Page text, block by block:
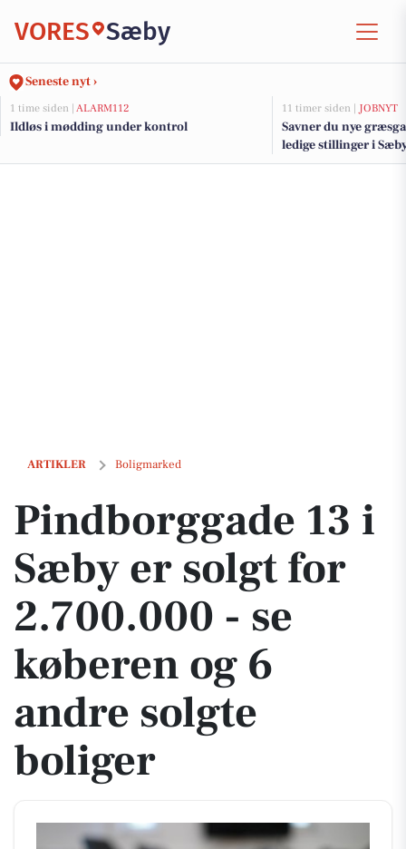
VORES Sæby
Seneste nyt ›
1 time siden | ALARM112
Ildløs i mødding under kontrol
11 timer siden | JOBNYT
Savner du nye
ledige stillinger i
ARTIKLER Boligmarked
Pindborggade 13 i Sæby er solgt for 2.700.000 - se køberen og 6
Pindborggade 13 i
Sæby er solgt for
2.700.000 - se
køberen og 6
andre solgte
boliger